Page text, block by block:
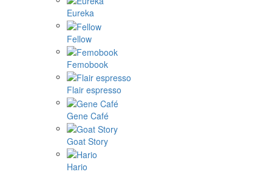
Eureka
Fellow
Femobook
Flair espresso
Gene Café
Goat Story
Hario